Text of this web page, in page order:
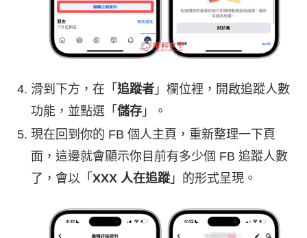
滑到下方，在「 追蹤者 」欄位裡，開啟追蹤人數
功能，並點選「 儲存 」。
現在回到你的 FB 個人主頁，重新整理一下頁
面，這邊就會顯示你目前有多少個 FB 追蹤人數
了，會以「 XXX 人在追蹤」的形式呈現。